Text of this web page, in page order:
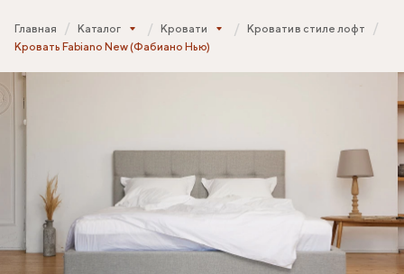
Главная Каталог Кровати
Кровати в стиле лофт
Кровать Fabiano New (Фабиано Нью)